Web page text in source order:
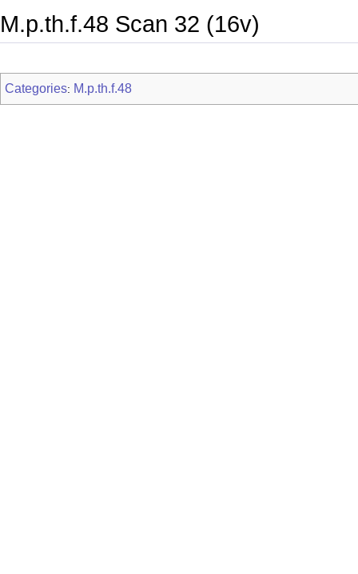
M.p.th.f.48 Scan 32 (16v)
Categories: M.p.th.f.48